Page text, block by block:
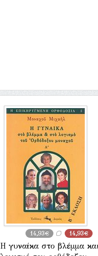
14,93€ 14,93€
Η γυναίκα στο βλέμμα